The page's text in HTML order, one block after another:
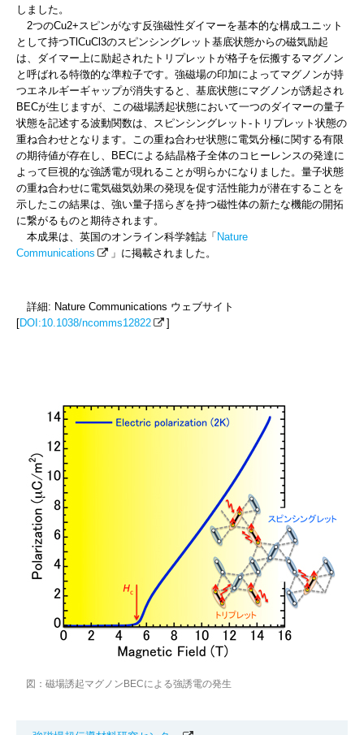
しました。
2つのCu2+スピンがなす反強磁性ダイマーを基本的な構成ユニット
として持つTlCuCl 3のスピンシングレット基底状態からの磁気励起
は、ダイマー上に励起されたトリプレットが格子を伝搬するマグノン
と呼ばれる特徴的な準粒子です。強磁場の印加によってマグノンが持
つエネルギーギャップが消失すると、基底状態にマグノンが誘起され
BECが生じますが、この磁場誘起状態において一つのダイマーの量子
状態を記述する波動関数は、スピンシングレット-トリプレット状態の
重ね合わせとなります。この重ね合わせ状態に電気分極に関する有限
の期待値が存在し、BECによる結晶格子全体のコヒーレンスの発達に
よって巨視的な強誘電が現れることが明らかになりました。量子状態
の重ね合わせに電気磁気効果の発現を促す活性能力が潜在することを
示したこの結果は、強い量子揺らぎを持つ磁性体の新たな機能の開拓
に繋がるものと期待されます。
本成果は、英国のオンライン科学雑誌「 Nature
Communications
」に掲載されました。
詳細: Nature Communications ウェブサイト
[DOI:10.1038/ncomms12822 ]
図：磁場誘起マグノンBECによる強誘電の発生